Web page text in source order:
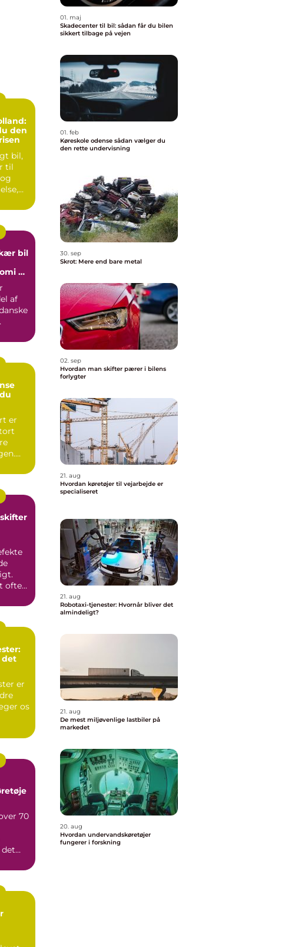
den
bil,
til
bil
og
af
er
ofte
det
er
os
70
01. maj
Skadecenter til bil: sådan får du bilen
sikkert tilbage på vejen
01. feb
Køreskole odense sådan vælger du
den rette undervisning
30. sep
Skrot: Mere end bare metal
02. sep
Hvordan man skifter pærer i bilens
forlygter
21. aug
Hvordan køretøjer til vejarbejde er
specialiseret
21. aug
Robotaxi-tjenester: Hvornår bliver det
almindeligt?
21. aug
De mest miljøvenlige lastbiler på
markedet
20. aug
Hvordan undervandskøretøjer
fungerer i forskning